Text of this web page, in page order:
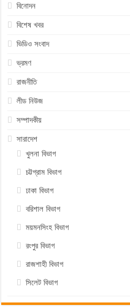
বিনোদন
বিশেষ খবর
ভিডিও সংবাদ
ভ্রমণ
রাজনীতি
লীড নিউজ
সম্পাদকীয়
সারাদেশ
খুলনা বিভাগ
চট্টগ্রাম বিভাগ
ঢাকা বিভাগ
বরিশাল বিভাগ
ময়মনসিংহ বিভাগ
রংপুর বিভাগ
রাজশাহী বিভাগ
সিলেট বিভাগ